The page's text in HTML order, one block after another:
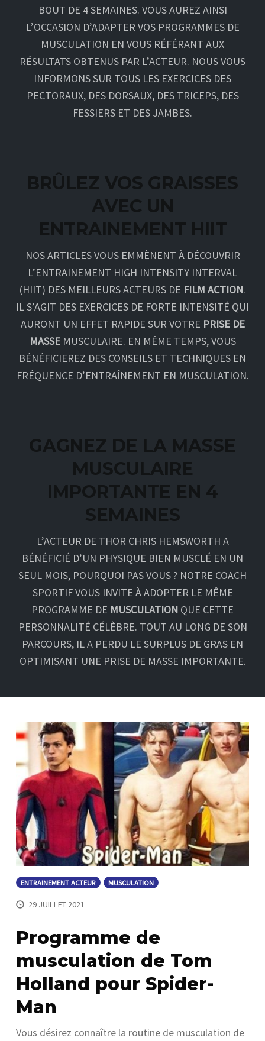
BOUT DE 4 SEMAINES. VOUS AUREZ AINSI
L’OCCASION D’ADAPTER VOS PROGRAMMES DE
MUSCULATION EN VOUS RÉFÉRANT AUX
RÉSULTATS OBTENUS PAR L’ACTEUR. NOUS VOUS
INFORMONS SUR TOUS LES EXERCICES DES
PECTORAUX, DES DORSAUX, DES TRICEPS, DES
FESSIERS ET DES JAMBES.
BRÛLEZ VOS GRAISSES
AVEC UN
ENTRAINEMENT HIIT
NOS ARTICLES VOUS EMMÈNENT À DÉCOUVRIR
L’ENTRAINEMENT HIGH INTENSITY INTERVAL
(HIIT) DES MEILLEURS ACTEURS DE FILM ACTION.
IL S’AGIT DES EXERCICES DE FORTE INTENSITÉ QUI
AURONT UN EFFET RAPIDE SUR VOTRE PRISE DE
MASSEMUSCULAIRE. EN MÊME TEMPS, VOUS
BÉNÉFICIEREZ DES CONSEILS ET TECHNIQUES EN
FRÉQUENCE D’ENTRAÎNEMENT EN MUSCULATION.
GAGNEZ DE LA MASSE
MUSCULAIRE
IMPORTANTE EN 4
SEMAINES
L’ACTEUR DE THOR CHRIS HEMSWORTH A
BÉNÉFICIÉ D’UN PHYSIQUE BIEN MUSCLÉ EN UN
SEUL MOIS, POURQUOI PAS VOUS ? NOTRE COACH
SPORTIF VOUS INVITE À ADOPTER LE MÊME
PROGRAMME DE MUSCULATION QUE CETTE
PERSONNALITÉ CÉLÈBRE. TOUT AU LONG DE SON
PARCOURS, IL A PERDU LE SURPLUS DE GRAS EN
OPTIMISANT UNE PRISE DE MASSE IMPORTANTE.
ENTRAINEMENT ACTEUR MUSCULATION
29 JUILLET 2021
Programme de
musculation de Tom
Holland pour Spider-
Man
Vous désirez connaître la routine de musculation de